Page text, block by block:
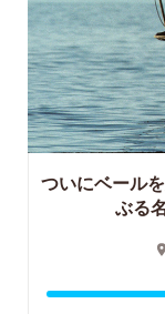
ついにベール
ぶる